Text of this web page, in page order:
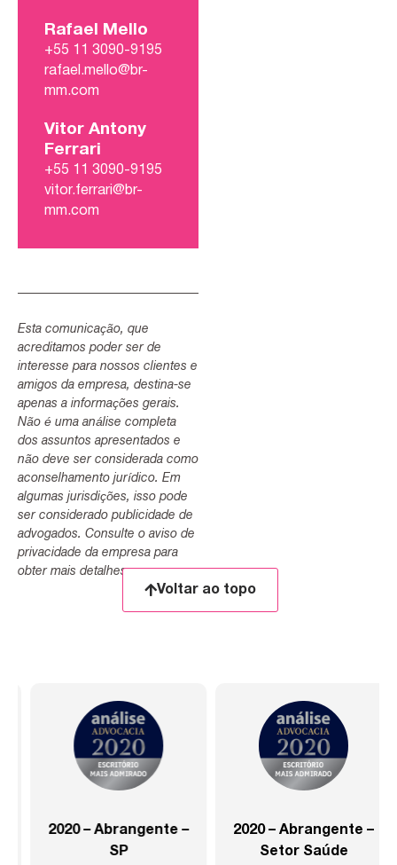
Rafael Mello
+55 11 3090-9195
rafael.mello@br-
mm.com
Vitor Antony
Ferrari
+55 11 3090-9195
vitor.ferrari@br-
mm.com
Esta comunicação, que
acreditamos poder ser de
interesse para nossos clientes e
amigos da empresa, destina-se
apenas a informações gerais.
Não é uma análise completa
dos assuntos apresentados e
não deve ser considerada como
aconselhamento jurídico. Em
algumas jurisdições, isso pode
ser considerado publicidade de
advogados. Consulte o aviso de
privacidade da empresa para
obter mais detalhes.
Voltar ao topo
2020 – Abrangente –
SP
2020 – Abrangente –
Setor Saúde